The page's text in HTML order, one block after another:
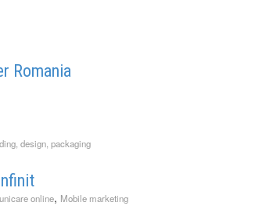
Romania
design, packaging
online, Mobile marketing